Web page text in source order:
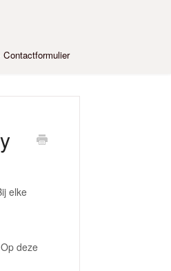
Contactformulier
elke
deze